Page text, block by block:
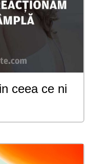
ceea ce ni